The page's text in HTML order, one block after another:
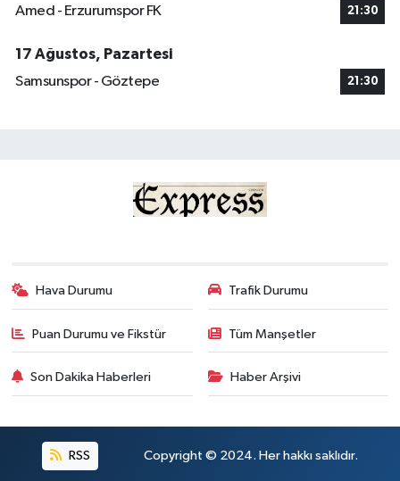
Amed - Erzurumspor FK 21:30
17 Ağustos, Pazartesi
Samsunspor - Göztepe
21:30
Hava Durumu Trafik Durumu
Puan Durumu ve Fikstür Tüm Manşetler
Son Dakika Haberleri Haber Arşivi
RSS Copyright © 2024. Her hakkı saklıdır.